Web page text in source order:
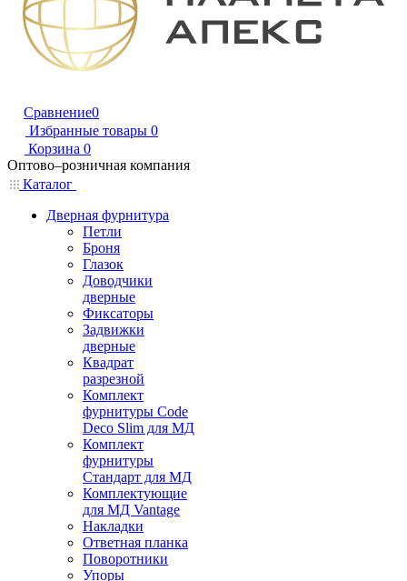
Сравнение0
Избранные товары 0
Корзина 0
Оптово–розничная компания
Каталог
Дверная фурнитура
Петли
Броня
Глазок
Доводчики
дверные
Фиксаторы
Задвижки
дверные
Квадрат
разрезной
Комплект
фурнитуры Code
Deco Slim для МД
Комплект
фурнитуры
Стандарт для МД
Комплектующие
для МД Vantage
Накладки
Ответная планка
Поворотники
Упоры